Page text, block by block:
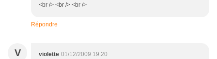
<br /> <br /> <br />
Répondre
V violette 01/12/2009 19:20